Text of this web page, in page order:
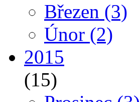
Březen (3)
Únor (2)
2015
(15)